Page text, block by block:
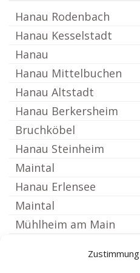
Hanau Rodenbach
Hanau Kesselstadt
Hanau
Hanau Mittelbuchen
Hanau Altstadt
Hanau Berkersheim
Bruchköbel
Hanau Steinheim
Maintal
Hanau Erlensee
Maintal
Mühlheim am Main
Hanau Niedermittlau